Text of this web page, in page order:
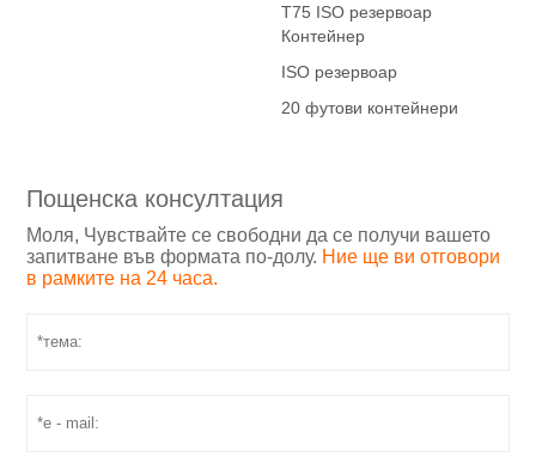
T75 ISO резервоар
Контейнер
ISO резервоар
20 футови контейнери
Пощенска консултация
Моля, Чувствайте се свободни да се получи вашето
запитване във формата по-долу. Ние ще ви отговори
в рамките на 24 часа.